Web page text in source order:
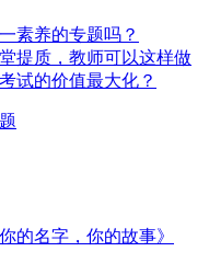
素养的专题吗？
提质，教师可以这样做
试的价值最大化？
名字，你的故事》